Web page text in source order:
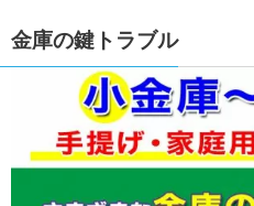
金庫の鍵トラブル